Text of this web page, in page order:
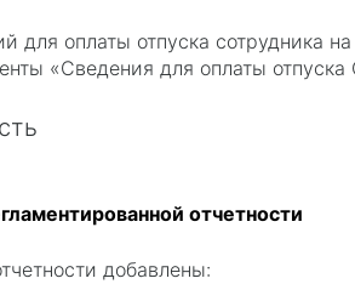
оплаты отпуска сотрудника
«Сведения для оплаты
отчетности
добавлены: